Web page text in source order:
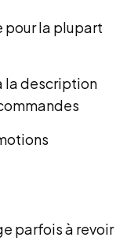
pour la plupart
la description
parfois à revoir